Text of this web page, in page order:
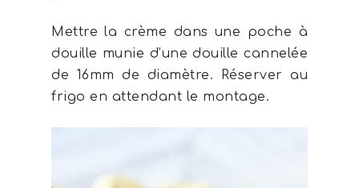
Mettre la crème dans une poche à
douille munie d’une douille cannelée
de 16mm de diamètre. Réserver au
frigo en attendant le montage.